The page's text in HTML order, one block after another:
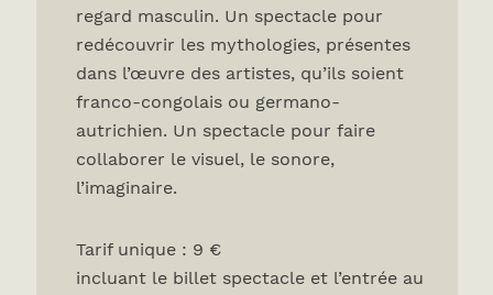
regard masculin. Un spectacle pour
redécouvrir les mythologies, présentes
dans l’œuvre des artistes, qu’ils soient
franco-congolais ou germano-
autrichien. Un spectacle pour faire
collaborer le visuel, le sonore,
l’imaginaire.
Tarif unique : 9 €
incluant le billet spectacle et l’entrée au